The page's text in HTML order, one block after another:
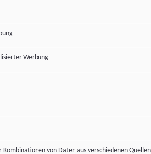
Werbung
von Daten aus verschiedenen Quellen